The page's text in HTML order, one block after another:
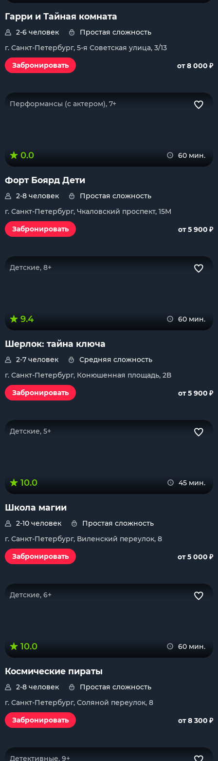
Гарри и Тайная комната
2-6 человек
Простая сложность
г. Санкт-Петербург, 5-я Советская улица, 3/13
Забронировать
от 8 000 ₽
Перформансы (с актером), 7+
0.0 60 мин.
Форт Боярд Дети
2-8 человек
Простая сложность
г. Санкт-Петербург, Чкаловский проспект, 15М
Забронировать
от 5 900 ₽
Детские, 8+
9.4 60 мин.
Шерлок: тайна ключа
2-7 человек
Средняя сложность
г. Санкт-Петербург, Конюшенная площадь, 2В
Забронировать
от 5 900 ₽
Детские, 5+
10.0 45 мин.
Школа магии
2-10 человек
Простая сложность
г. Санкт-Петербург, Виленский переулок, 8
Забронировать
от 5 000 ₽
Детские, 6+
10.0 60 мин.
Космические пираты
2-8 человек
Простая сложность
г. Санкт-Петербург, Соляной переулок, 8
Забронировать
от 8 300 ₽
Детективные, 9+